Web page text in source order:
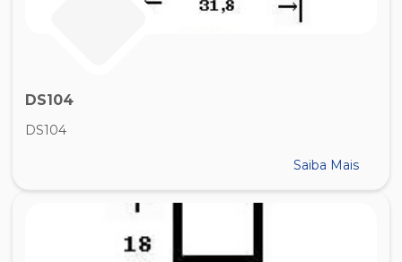
DS104
DS104
Saiba Mais